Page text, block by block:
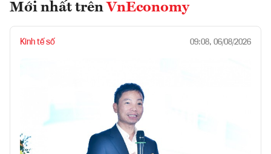
Mới nhất trên VnEconomy
Kinh tế số 09:08, 06/08/2026